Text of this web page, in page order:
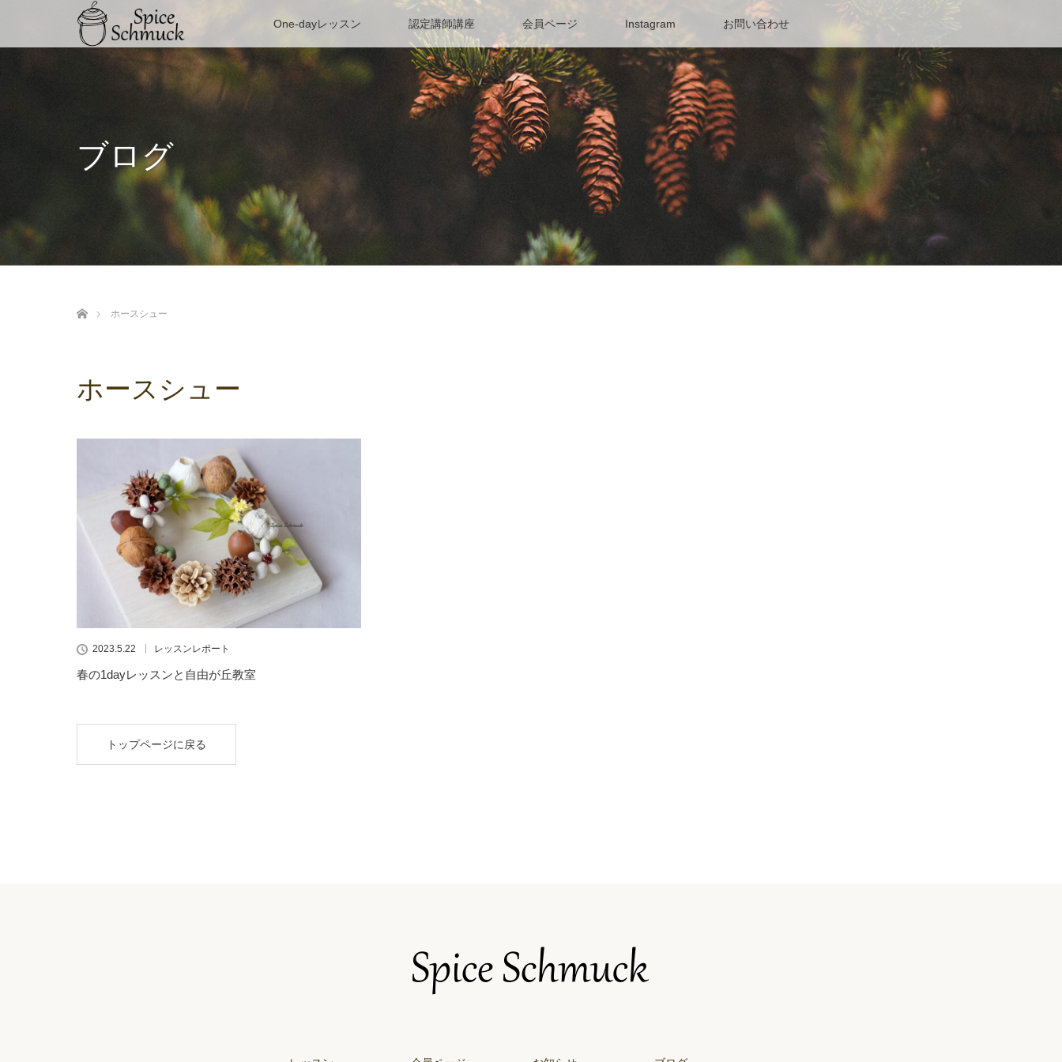
One-dayレッスン 認定講師講座 会員ページ Instagram お問い合わせ
ブログ
ホースシュー
ホースシュー
2023.5.22 レッスンレポート
春の1dayレッスンと自由が丘教室
トップページに戻る